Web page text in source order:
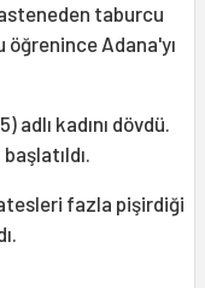
taburcu
öğrenince Adana'yı
adlı kadını dövdü.
fazla pişirdiği